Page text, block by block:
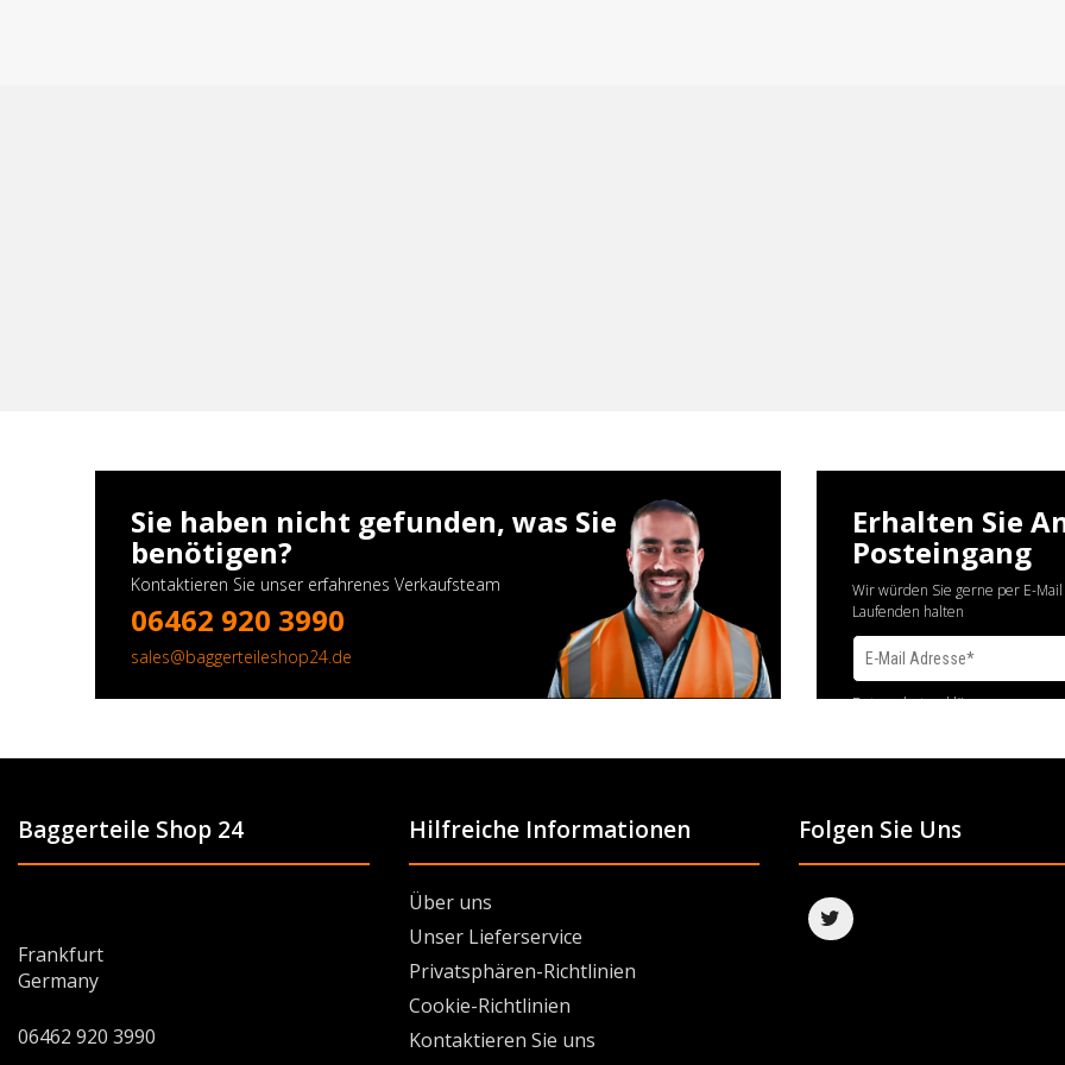
Sie haben nicht gefunden, was Sie
benötigen?
Kontaktieren Sie unser erfahrenes Verkaufsteam
06462 920 3990
sales@baggerteileshop24.de
Erhalten Sie
Posteingang
Wir würden Sie gerne per E-
Laufenden halten
Datenschutzerklärung
Baggerteile Shop 24
Frankfurt
Germany
06462 920 3990
Hilfreiche Informationen
Über uns
Unser Lieferservice
Privatsphären-Richtlinien
Cookie-Richtlinien
Kontaktieren Sie uns
Folgen Sie Uns